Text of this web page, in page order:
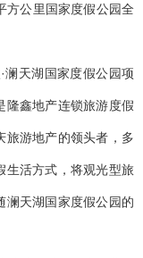
方公里国家度假公园全
天湖国家度假公园项
隆鑫地产连锁旅游度假
旅游地产的领头者，多
生活方式，将观光型旅
澜天湖国家度假公园的